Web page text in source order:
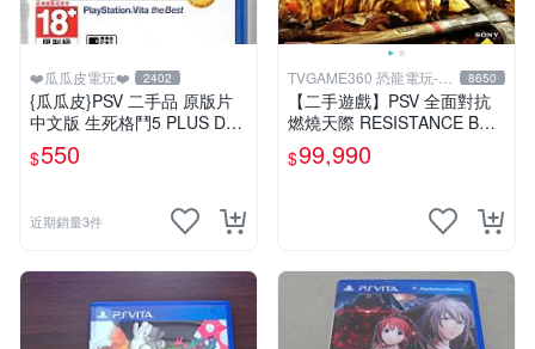
❤️瓜瓜皮電玩❤️ 2402
{瓜瓜皮}PSV 二手品 原版片
中文版 生死格鬥5 PLUS Dea
d or Alive 5(遊戲都有回收)
$550
近期銷量3件
TVGAME360 恐龍電玩-台
中店
8650
【二手遊戲】PSV 全面對抗
燃燒天際 RESISTANCE BUR
NING SKIES 中文版【台中恐
龍電玩】
$99,990